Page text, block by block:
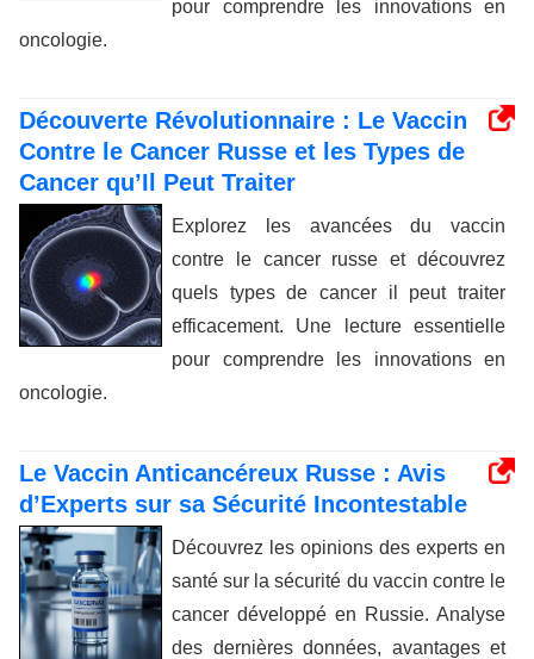
pour comprendre les innovations en
oncologie.
Découverte Révolutionnaire : Le Vaccin
Contre le Cancer Russe et les Types de
Cancer qu’Il Peut Traiter
Explorez les avancées du vaccin
contre le cancer russe et découvrez
quels types de cancer il peut traiter
efficacement. Une lecture essentielle
pour comprendre les innovations en
oncologie.
Le Vaccin Anticancéreux Russe : Avis
d’Experts sur sa Sécurité Incontestable
Découvrez les opinions des experts en
santé sur la sécurité du vaccin contre le
cancer développé en Russie. Analyse
des dernières données, avantages et